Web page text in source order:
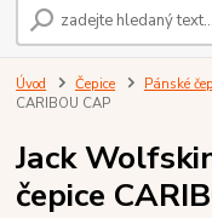
Úvod Čepice Pánské
CARIBOU CAP
Jack
čepice